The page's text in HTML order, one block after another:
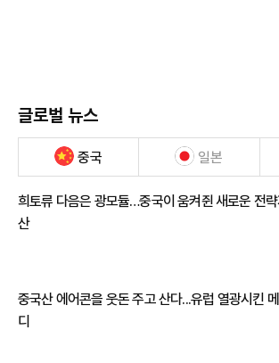
글로벌 뉴스
중국 일본
희토류 다음은 광모듈…중국이 움켜쥔 새로운 전
산
중국산 에어콘을 웃돈 주고 산다...유럽 열광시킨 메
디